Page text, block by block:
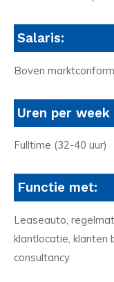
Salaris:
Boven marktconform
Uren per week
Fulltime (32-40 uur)
Functie met:
Leaseauto,
klantlocatie, klanten
consultancy